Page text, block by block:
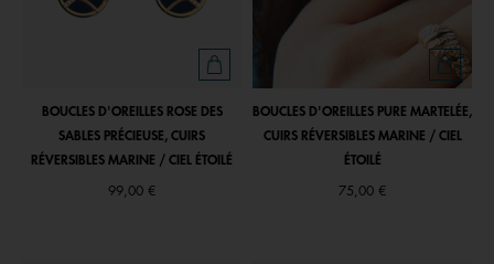
BOUCLES D'OREILLES ROSE DES
SABLES PRÉCIEUSE, CUIRS
RÉVERSIBLES MARINE / CIEL ÉTOILÉ
99,00 €
BOUCLES D'OREILLES PURE MARTELÉE,
CUIRS RÉVERSIBLES MARINE / CIEL
ÉTOILÉ
75,00 €